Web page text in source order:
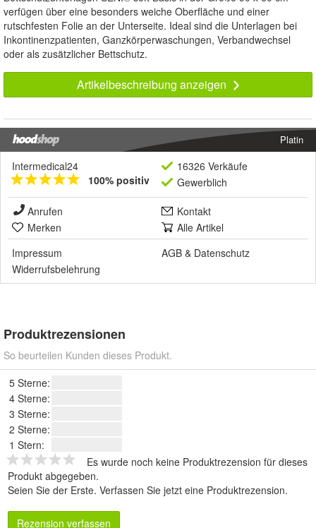
verfügen über eine besonders weiche Oberfläche und einer
rutschfesten Folie an der Unterseite. Ideal sind die Unterlagen bei
Inkontinenzpatienten, Ganzkörperwaschungen, Verbandwechsel
oder als zusätzlicher Bettschutz.
Artikelbeschreibung anzeigen
Platin
Intermedical24
100% positiv
16326 Verkäufe
Gewerblich
Anrufen
Kontakt
Merken
Alle Artikel
Impressum
AGB & Datenschutz
Widerrufsbelehrung
Produktrezensionen
So beurteilen Kunden dieses Produkt.
5 Sterne:
4 Sterne:
3 Sterne:
2 Sterne:
1 Stern:
Es wurde noch keine Produktrezension für dieses
Produkt abgegeben.
Seien Sie der Erste. Verfassen Sie jetzt eine Produktrezension.
Rezension verfassen